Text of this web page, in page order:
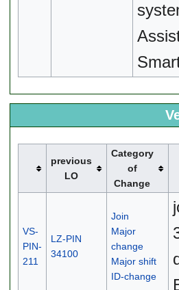
previous
LO
Category
of
Change
VS-
PIN-
211
LZ-PIN
34100
Join
Major
change
Major shift
ID-change